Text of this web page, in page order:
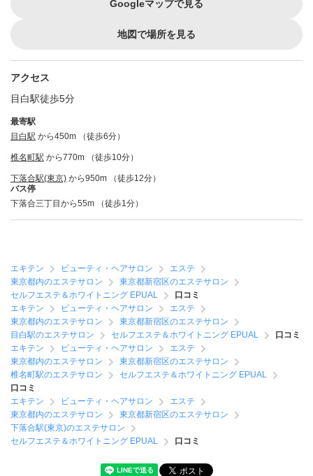
Googleマップで見る
地図で場所を見る
アクセス
目白駅徒歩5分
最寄駅
目白駅 から450m （徒歩6分）
椎名町駅 から770m （徒歩10分）
下落合駅(東京) から950m （徒歩12分）
バス停
下落合三丁目から55m （徒歩1分）
エキテン ビューティ・ヘアサロン
エステ
東京都内のエステサロン
東京都新宿区のエステサロン
セルフエステ＆ホワイトニング EPUAL
口コミ
エキテン
ビューティ・ヘアサロン
エステ
東京都内のエステサロン
東京都新宿区のエステサロン
目白駅のエステサロン
セルフエステ＆ホワイトニング EPUAL
口コミ
エキテン
ビューティ・ヘアサロン
エステ
東京都内のエステサロン
東京都新宿区のエステサロン
椎名町駅のエステサロン
セルフエステ＆ホワイトニング EPUAL
口コミ
エキテン
ビューティ・ヘアサロン
エステ
東京都内のエステサロン
東京都新宿区のエステサロン
下落合駅(東京)のエステサロン
セルフエステ＆ホワイトニング EPUAL
口コミ